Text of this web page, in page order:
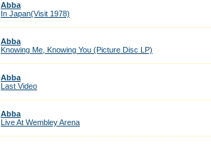
Abba
In Japan(Visit 1978)
Abba
Knowing Me, Knowing You (Picture Disc LP)
Abba
Last Video
Abba
Live At Wembley Arena